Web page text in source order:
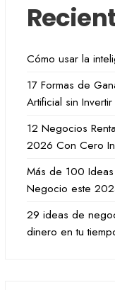
Cómo usar la
17 Formas de
Artificial sin
12 Negocios
2026 Con Cero
Más de 100
Negocio este
29 ideas de
dinero en tu